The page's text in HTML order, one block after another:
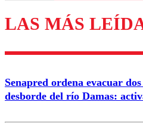
LAS MÁS
Senapred ordena evacuar
desborde del río Damas: